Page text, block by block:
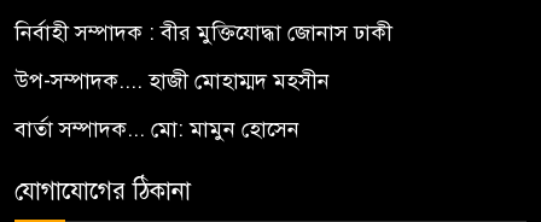
নির্বাহী সম্পাদক : বীর মুক্তিযোদ্ধা জোনাস ঢাকী
উপ-সম্পাদক.... হাজী মোহাম্মদ মহসীন
বার্তা সম্পাদক... মো: মামুন হোসেন
যোগাযোগের ঠিকানা